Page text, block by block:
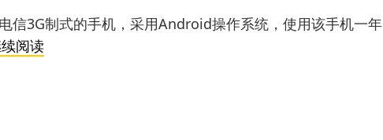
信3G制式的手机，采用Android操作系统，使用该手机一年
阅读